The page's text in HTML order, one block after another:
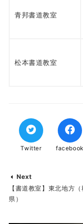
青邦書道教室
松本書道教室
Twitter facebook
Next
【書道教室】東北地方（
県）